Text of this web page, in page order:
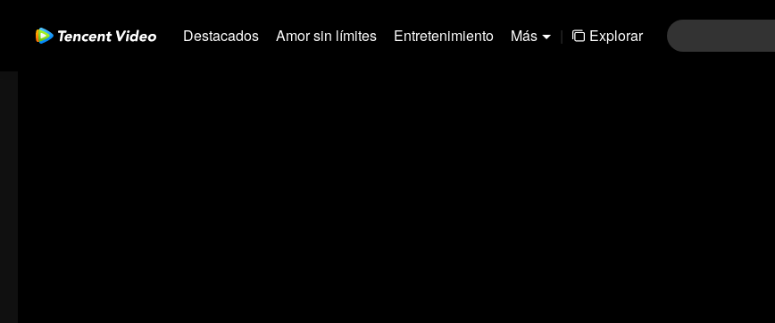
Destacados Amor sin límites Entretenimiento Más | Explorar